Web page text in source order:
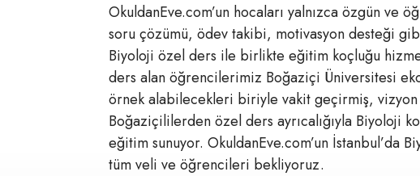
OkuldanEve.com’un hocaları yalnızca özgün
soru çözümü, ödev takibi, motivasyon desteği
Biyoloji özel ders ile birlikte eğitim koçluğu
ders alan öğrencilerimiz Boğaziçi Üniversitesi
örnek alabilecekleri biriyle vakit geçirmiş, vizyon
Boğaziçililerden özel ders ayrıcalığıyla Biyoloji
eğitim sunuyor. OkuldanEve.com’un İstanbul’da
tüm veli ve öğrencileri bekliyoruz.